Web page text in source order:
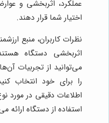
عملکرد، اثربخشی و
اختیار شما قرار دهند.
نظرات کاربران، منبع
اثربخشی دستگاه
می‌توانید از تجربیات
را برای خود انتخاب
اطلاعات دقیقی در مورد
استفاده از دستگاه ارائه